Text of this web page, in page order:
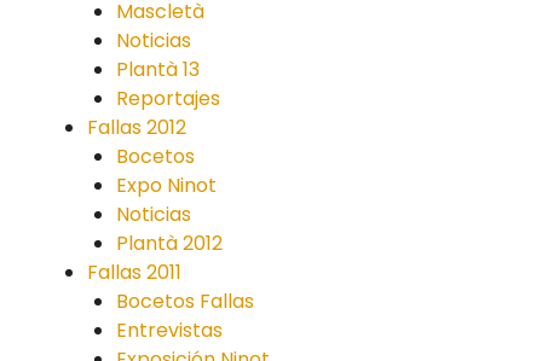
Mascletà
Noticias
Plantà 13
Reportajes
Fallas 2012
Bocetos
Expo Ninot
Noticias
Plantà 2012
Fallas 2011
Bocetos Fallas
Entrevistas